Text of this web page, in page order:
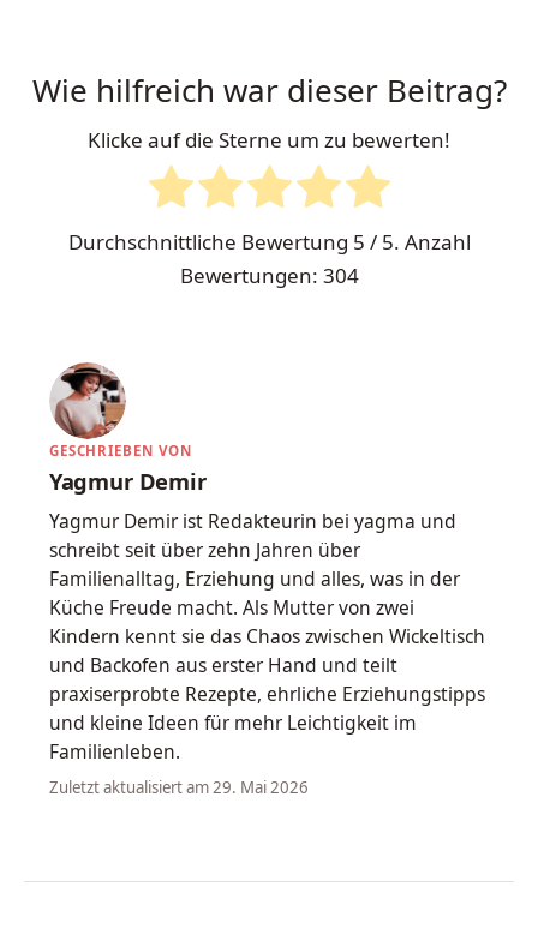
Wie hilfreich war dieser Beitrag?
Klicke auf die Sterne um zu bewerten!
Durchschnittliche Bewertung 5 / 5. Anzahl
Bewertungen: 304
GESCHRIEBEN VON
Yagmur Demir
Yagmur Demir ist Redakteurin bei yagma und
schreibt seit über zehn Jahren über
Familienalltag, Erziehung und alles, was in der
Küche Freude macht. Als Mutter von zwei
Kindern kennt sie das Chaos zwischen Wickeltisch
und Backofen aus erster Hand und teilt
praxiserprobte Rezepte, ehrliche Erziehungstipps
und kleine Ideen für mehr Leichtigkeit im
Familienleben.
Zuletzt aktualisiert am 29. Mai 2026